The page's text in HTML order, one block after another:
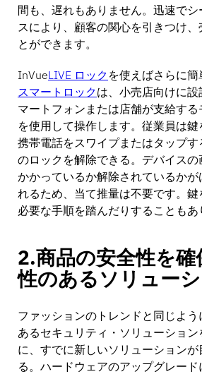
間も、遅れもありません。迅速で
スにより、顧客の関心を引きつけ、
とができます。
InVueLIVE ロック を使えばさらに
スマートロックは、小売店向けに
マートフォンまたは店舗が支給す
を使用して操作します。従業員は鍵
携帯電話をスワイプまたはタップす
のロックを解除できる。デバイス
かかっているか解除されているかが
れるため、当て推量は不要です。
必要な手順を踏んだりすることもあ
2.商品の安全性を
性のあるソリュー
ファッションのトレンドと同じよう
あるセキュリティ・ソリューショ
に、すでに新しいソリューション
る。ハードウェアのアップグレー